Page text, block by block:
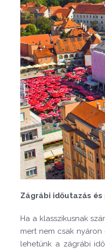
Zágrábi időutazás
Ha a klasszikusnak
mert nem csak
lehetünk a zágrábi